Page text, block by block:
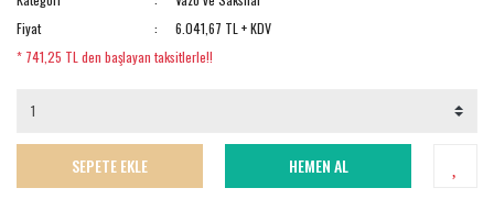
Fiyat
6.041,67 TL + KDV
* 741,25 TL den başlayan taksitlerle!!
SEPETE EKLE HEMEN AL